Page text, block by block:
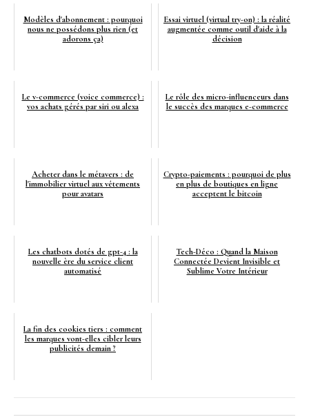
Modèles d'abonnement : pourquoi
nous ne possédons plus rien (et
adorons ça)
Essai virtuel (virtual try-on) : la réalité
augmentée comme outil d'aide à la
décision
Le v-commerce (voice commerce) :
vos achats gérés par siri ou alexa
Le rôle des micro-influenceurs dans
le succès des marques e-commerce
Acheter dans le métavers : de
l'immobilier virtuel aux vêtements
pour avatars
Crypto-paiements : pourquoi de plus
en plus de boutiques en ligne
acceptent le bitcoin
Les chatbots dotés de gpt-4 : la
nouvelle ère du service client
automatisé
Tech-Déco : Quand la Maison
Connectée Devient Invisible et
Sublime Votre Intérieur
La fin des cookies tiers : comment
les marques vont-elles cibler leurs
publicités demain ?